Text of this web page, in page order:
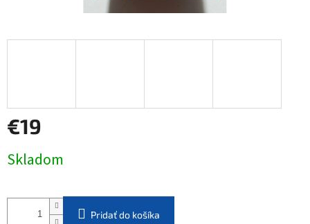
€19
cena:
Skladom
Pridať do košíka